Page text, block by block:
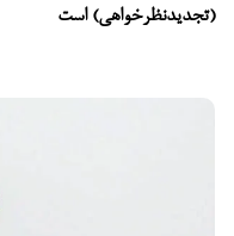
(تجدیدنظرخواهی) است